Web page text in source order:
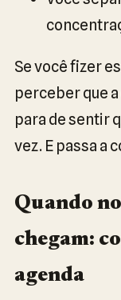
Se você fizer
perceber que
para de sentir
vez. E passa a
Quando
chegam:
agenda